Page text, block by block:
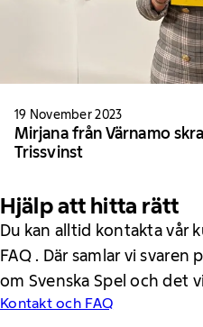
19 November 2023
Mirjana från Värnamo
Trissvinst
Hjälp att hitta rätt
Du kan alltid kontakta vår
FAQ . Där samlar vi
om Svenska Spel och det
Kontakt och FAQ